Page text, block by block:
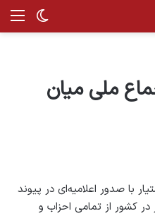
تغییر
ملی میان
با صدور اعلامیه‌ای در پیوند
کشور از تمامی احزاب و